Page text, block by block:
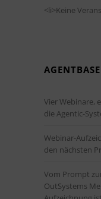
<li>Keine
Vier Webinare,
die Agentic-
Webinar-
den nächsten
Vom Prompt
OutSystems